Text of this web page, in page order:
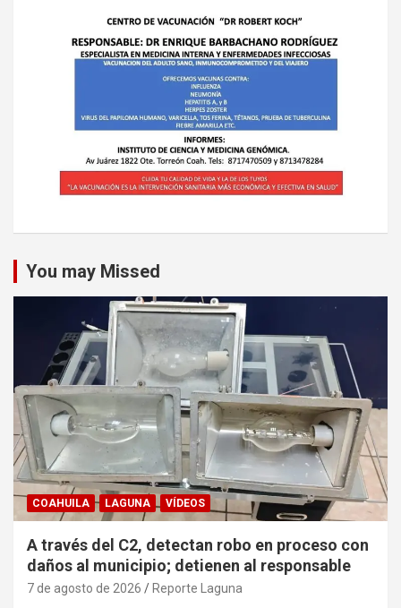
You may Missed
COAHUILA LAGUNA VÍDEOS
A través del C2, detectan robo en proceso con
daños al municipio; detienen al responsable
7 de agosto de 2026 Reporte Laguna